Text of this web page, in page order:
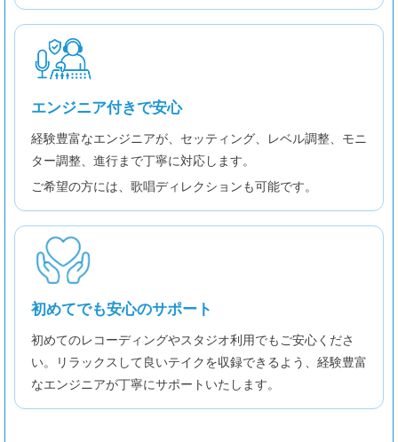
エンジニア付きで安心
経験豊富なエンジニアが、セッティング、レベル調整、モニ
ター調整、進行まで丁寧に対応します。
ご希望の方には、歌唱ディレクションも可能です。
初めてでも安心のサポート
初めてのレコーディングやスタジオ利用でもご安心くださ
い。リラックスして良いテイクを収録できるよう、経験豊富
なエンジニアが丁寧にサポートいたします。